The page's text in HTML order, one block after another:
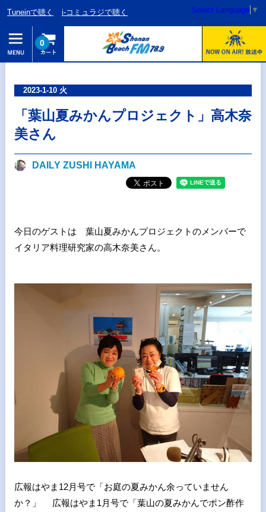
Tuneinで聴く i-コミュラジで聴く Select Language ▼
0
2023-1-10 火
「葉山夏みかんプロジェクト」高木奈
美さん
DAILY ZUSHI HAYAMA
今日のゲストは 葉山夏みかんプロジェクトのメンバーで
イタリア料理研究家の高木奈美さん。
広報はやま12月号で「お庭の夏みかん余っていません
か？」 広報はやま1月号で「葉山の夏みかんでポン酢作